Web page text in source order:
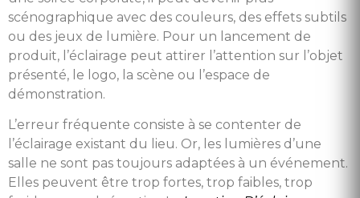
scénographique avec des couleurs, des effets subtils
ou des jeux de lumière. Pour un lancement de
produit, l’éclairage peut attirer l’attention sur l’objet
présenté, le logo, la scène ou l’espace de
démonstration.
L’erreur fréquente consiste à se contenter de
l’éclairage existant du lieu. Or, les lumières d’une
salle ne sont pas toujours adaptées à un événement.
Elles peuvent être trop fortes, trop faibles, trop